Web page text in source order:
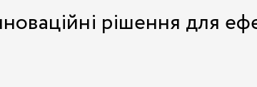
рішення для